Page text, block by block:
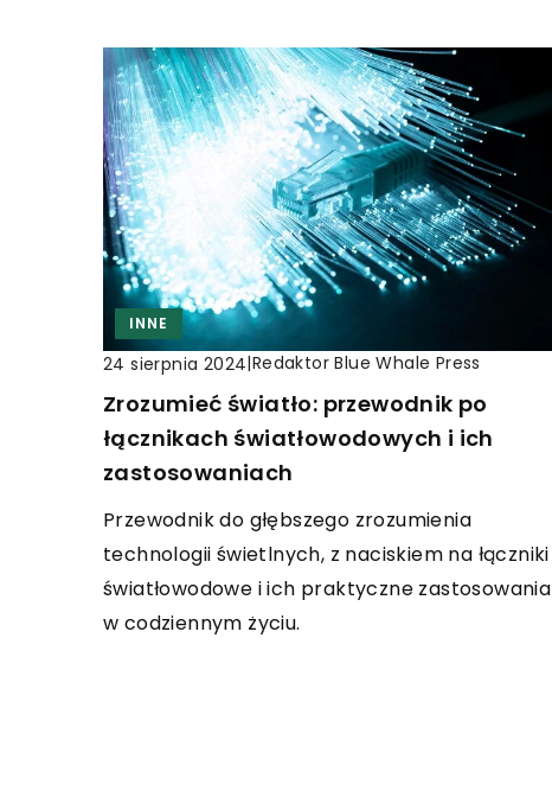
INNE
24 sierpnia 2024|Redaktor Blue Whale Press
Zrozumieć światło: przewodnik po
łącznikach światłowodowych i ich
zastosowaniach
Przewodnik do głębszego zrozumienia
technologii świetlnych, z naciskiem na łączniki
światłowodowe i ich praktyczne zastosowania
w codziennym życiu.